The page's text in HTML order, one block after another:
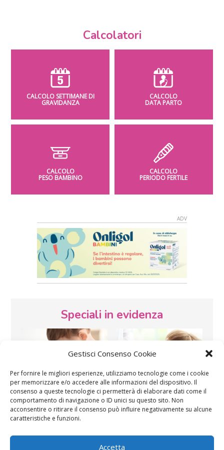
Gestisci Consenso Cookie
Per fornire le migliori esperienze, utilizziamo tecnologie come i cookie
per memorizzare e/o accedere alle informazioni del dispositivo. Il
consenso a queste tecnologie ci permetterà di elaborare dati come il
comportamento di navigazione o ID unici su questo sito. Non
acconsentire o ritirare il consenso può influire negativamente su alcune
caratteristiche e funzioni.
Accetta
Calcolatori
CALCOLO SETTIMANE DI
GRAVIDANZA
CALCOLO
DATA PARTO
CALCOLO
PESO BAMBINO
CALCOLO
PERIODO FERTILE
Speciali in evidenza
Vaccini SOS Pediatra